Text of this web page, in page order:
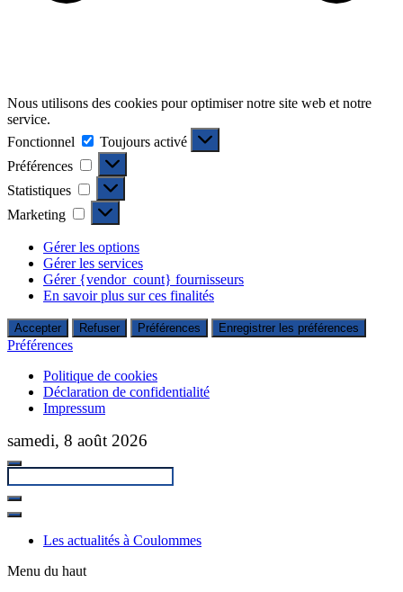
Nous utilisons des cookies pour optimiser notre site web et notre
service.
Fonctionnel
Fonctionnel
Toujours activé
Préférences
Préférences
Statistiques Statistiques
Marketing Marketing
Gérer les options
Gérer les services
Gérer {vendor_count} fournisseurs
En savoir plus sur ces finalités
Accepter Refuser Préférences Enregistrer les préférences
Préférences
Politique de cookies
Déclaration de confidentialité
Impressum
Passer
contenu
principal
samedi, 8 août 2026
Fermer
rechercheLes actualités à Coulommes
Menu du haut